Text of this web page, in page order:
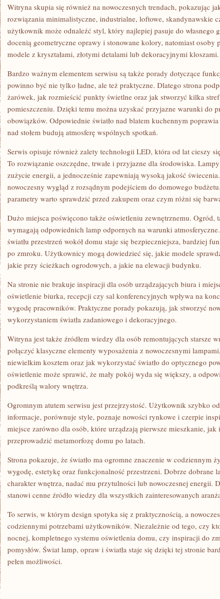
Witryna skupia się również na nowoczesnych trendach, pokazując
rozwiązania minimalistyczne, industrialne, loftowe, skandynawskie
użytkownik może odnaleźć styl, który najlepiej pasuje do własnego
docenią geometryczne oprawy i stonowane kolory, natomiast osoby
modele z kryształami, złotymi detalami lub dekoracyjnymi kloszami.
Bardzo ważnym elementem serwisu są także porady dotyczące
powinno być nie tylko ładne, ale też praktyczne. Dlatego strona
żarówek, jak rozmieścić punkty świetlne oraz jak stworzyć kilka
pomieszczeniu. Dzięki temu można uzyskać przyjazne warunki do
obowiązków. Odpowiednie światło nad blatem kuchennym
nad stołem budują atmosferę wspólnych spotkań.
Serwis opisuje również zalety technologii LED, która od lat cieszy
To rozwiązanie oszczędne, trwałe i przyjazne dla środowiska.
zużycie energii, a jednocześnie zapewniają wysoką jakość
nowoczesny wygląd z rozsądnym podejściem do domowego
parametry warto sprawdzić przed zakupem oraz czym różni się
Dużo miejsca poświęcono także oświetleniu zewnętrznemu. Ogród,
wymagają odpowiednich lamp odpornych na warunki
światłu przestrzeń wokół domu staje się bezpieczniejsza, bardziej
po zmroku. Użytkownicy mogą dowiedzieć się, jakie modele
jakie przy ścieżkach ogrodowych, a jakie na elewacji budynku.
Na stronie nie brakuje inspiracji dla osób urządzających biura i
oświetlenie biurka, recepcji czy sal konferencyjnych wpływa na
wygodę pracowników. Praktyczne porady pokazują, jak stworzyć
wykorzystaniem światła zadaniowego i dekoracyjnego.
Witryna jest także źródłem wiedzy dla osób remontujących starsze
połączyć klasyczne elementy wyposażenia z nowoczesnymi
niewielkim kosztem oraz jak wykorzystać światło do optycznego
oświetlenie może sprawić, że mały pokój wyda się większy, a
podkreślą walory wnętrza.
Ogromnym atutem serwisu jest przejrzystość. Użytkownik szybko
informacje, porównuje style, poznaje nowości rynkowe i czerpie
miejsce zarówno dla osób, które urządzają pierwsze mieszkanie,
przeprowadzić metamorfozę domu po latach.
Strona pokazuje, że światło ma ogromne znaczenie w codziennym
wygodę, estetykę oraz funkcjonalność przestrzeni. Dobrze dobrane
charakter wnętrza, nadać mu przytulności lub nowoczesnej energii.
stanowi cenne źródło wiedzy dla wszystkich zainteresowanych
To serwis, w którym design spotyka się z praktycznością, a
codziennymi potrzebami użytkowników. Niezależnie od tego, czy
nocnej, kompletnego systemu oświetlenia domu, czy inspiracji do
pomysłów. Świat lamp, opraw i światła staje się dzięki tej stronie
pełen możliwości.